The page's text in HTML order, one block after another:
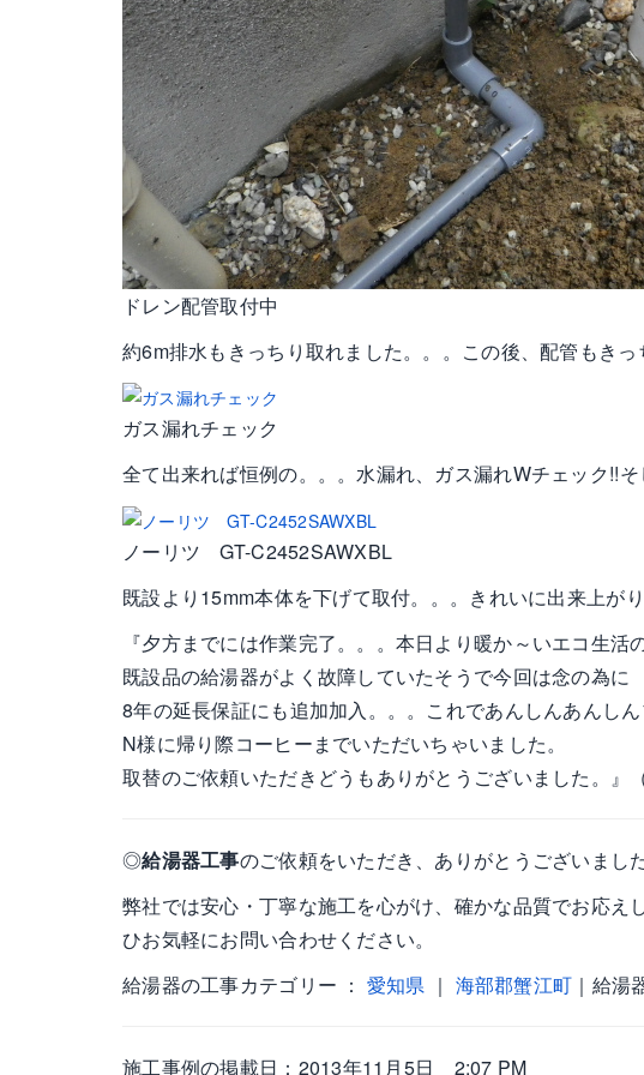
ドレン配管取付中
約6m排水もきっちり取れました。。。この後、配管もきっ
ガス漏れチェック
全て出来れば恒例の。。。水漏れ、ガス漏れWチェック!!
ノーリツ GT-C2452SAWXBL
既設より15mm本体を下げて取付。。。きれいに出来上が
『夕方までには作業完了。。。本日より暖か～いエコ生活
既設品の給湯器がよく故障していたそうで今回は念の為に
8年の延長保証にも追加加入。。。これであんしんあんし
N様に帰り際コーヒーまでいただいちゃいました。
取替のご依頼いただきどうもありがとうございました。』
◎給湯器工事のご依頼をいただき、ありがとうございまし
弊社では安心・丁寧な施工を心がけ、確かな品質でお応
ひお気軽にお問い合わせください。
給湯器の工事カテゴリー ： 愛知県 ｜ 海部郡蟹江町 ｜給湯
施工事例の掲載日：2013年11月5日 2:07 PM